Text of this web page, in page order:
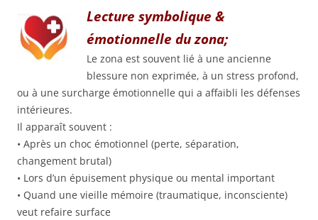
Lecture symbolique &
émotionnelle du zona;
Le zona est souvent lié à une ancienne
blessure non exprimée, à un stress profond,
ou à une surcharge émotionnelle qui a affaibli les défenses
intérieures.
Il apparaît souvent :
• Après un choc émotionnel (perte, séparation,
changement brutal)
• Lors d’un épuisement physique ou mental important
• Quand une vieille mémoire (traumatique, inconsciente)
veut refaire surface